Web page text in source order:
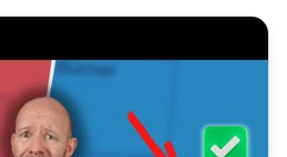
contenu commises par les